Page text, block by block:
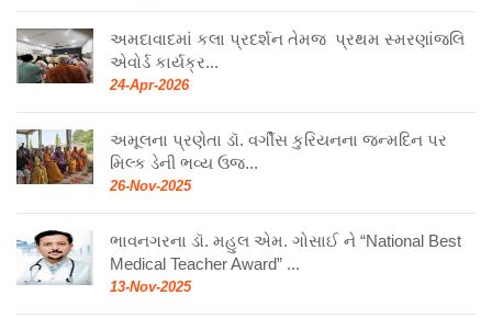
અમદાવાદમાં કલા પ્રદર્શન તેમજ પ્રથમ સ્મરણાંજલિ
એવોર્ડ કાર્યક્ર...
24-Apr-2026
અમૂલના પ્રણેતા ડૉ. વર્ગીસ કુરિયનના જન્મદિન પર
મિલ્ક ડેની ભવ્ય ઉજ...
26-Nov-2025
ભાવનગરના ડૉ. મહુલ એમ. ગોસાઈ ને “National Best
Medical Teacher Award” ...
13-Nov-2025